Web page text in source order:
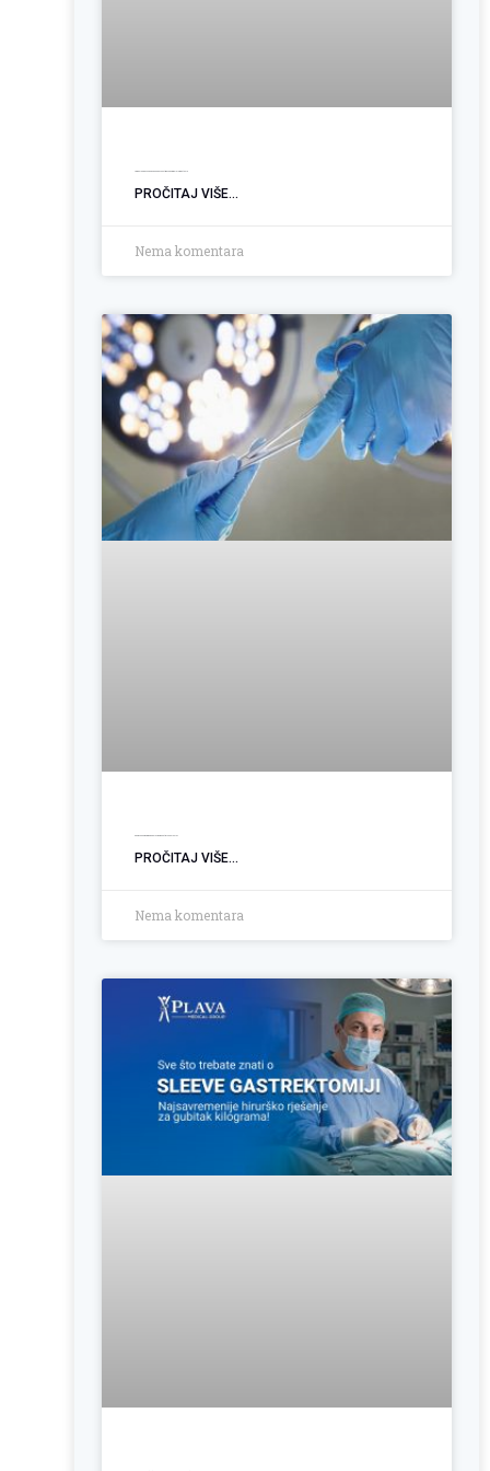
PROČITAJ VIŠE...
Nema komentara
PROČITAJ VIŠE...
Nema komentara